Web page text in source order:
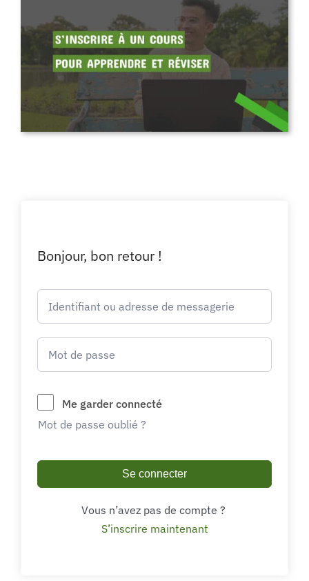
Bonjour, bon retour !
Me garder connecté
Mot de passe oublié ?
Se connecter
Vous n’avez pas de compte ?
S’inscrire maintenant